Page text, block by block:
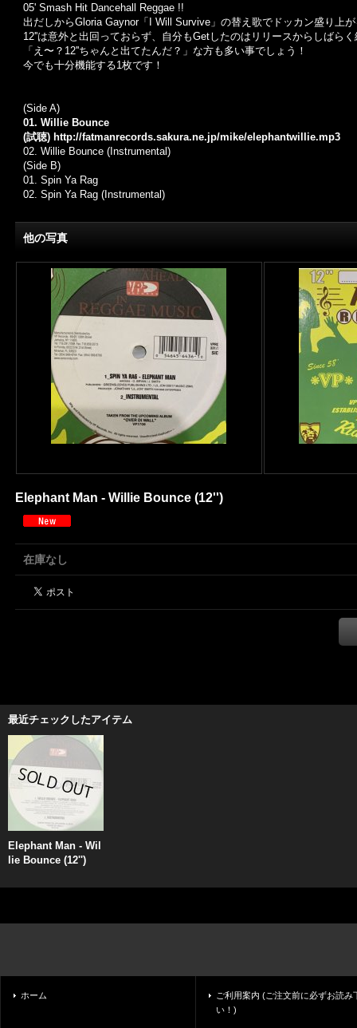
05' Smash Hit Dancehall Reggae !!
出だしからGloria Gaynor「I Will Survive」の替え歌でドッカン盛り上
12''は意外と出回っておらず、自分もGetしたのはリリースからしばら
「え〜？12''ちゃんと出てたんだ？」な方も多い事でしょう！
今でも十分機能する1枚です！
(Side A)
01. Willie Bounce
(試聴) http://fatmanrecords.sakura.ne.jp/mike/elephantwillie.mp3
02. Willie Bounce (Instrumental)
(Side B)
01. Spin Ya Rag
02. Spin Ya Rag (Instrumental)
他の写真
Elephant Man - Willie Bounce (12'')
在庫なし
最近チェックしたアイテム
Elephant Man - Wil
lie Bounce (12'')
ホーム
ご利用案内 (ご注文前に必ずお読み
い！)